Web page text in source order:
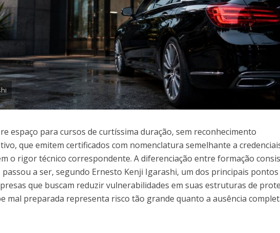
espaço para cursos de curtíssima duração, sem reconhecimento
que emitem certificados com nomenclatura semelhante a
o rigor técnico correspondente. A diferenciação entre formação
a ser, segundo Ernesto Kenji Igarashi, um dos principais pontos
que buscam reduzir vulnerabilidades em suas estruturas de
mal preparada representa risco tão grande quanto a ausência